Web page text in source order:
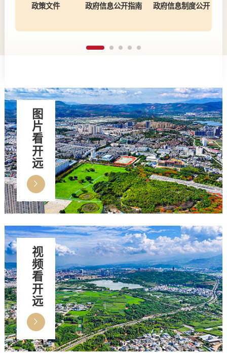
政策文件 政府信息公开指南 政府信息制度公开
图片看开远
视频看开远